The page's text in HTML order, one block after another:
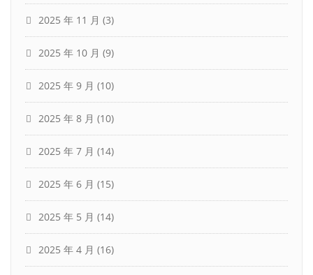
2025 年 11 月 (3)
2025 年 10 月 (9)
2025 年 9 月 (10)
2025 年 8 月 (10)
2025 年 7 月 (14)
2025 年 6 月 (15)
2025 年 5 月 (14)
2025 年 4 月 (16)